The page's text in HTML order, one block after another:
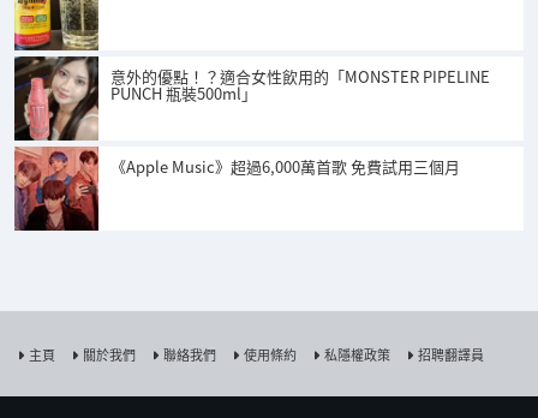
意外的優點！？適合女性飲用的「MONSTER PIPELINE
PUNCH 瓶裝500ml」
《Apple Music》超過6,000萬首歌 免費試用三個月
主頁 關於我們 聯絡我們 使用條約 私隱權政策 招聘翻譯員